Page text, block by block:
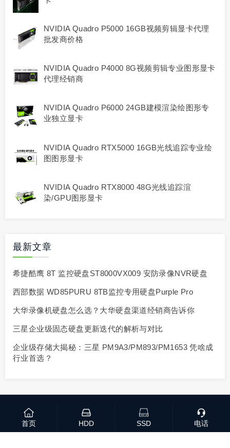
NVIDIA Quadro P5000 16GB视频剪辑显卡代理
批发商价格
NVIDIA Quadro P4000 8G视频剪辑专业图形显卡
代理经销商
NVIDIA Quadro P6000 24GB建模渲染绘图形专
业独立显卡
NVIDIA Quadro RTX5000 16GB光线追踪专业绘
图图形显卡
NVIDIA Quadro RTX8000 48G光线追踪渲
染/GPU图形显卡
最新文章
希捷酷鹰 8T 监控硬盘ST8000VX009 安防录像NVR硬盘
西部数据 WD85PURU 8TB监控专用硬盘Purple Pro
大华录像机硬盘怎么选？大华硬盘渠道经销商告诉你
三星企业级固态硬盘更新迭代的解析与对比
企业级存储大揭秘：三星 PM9A3/PM893/PM1653 凭啥成
行业首选？
Copyright 2020-2026 同袍存储
粤ICP备2021121885
号网站地图
首页 HDD SSD 电话